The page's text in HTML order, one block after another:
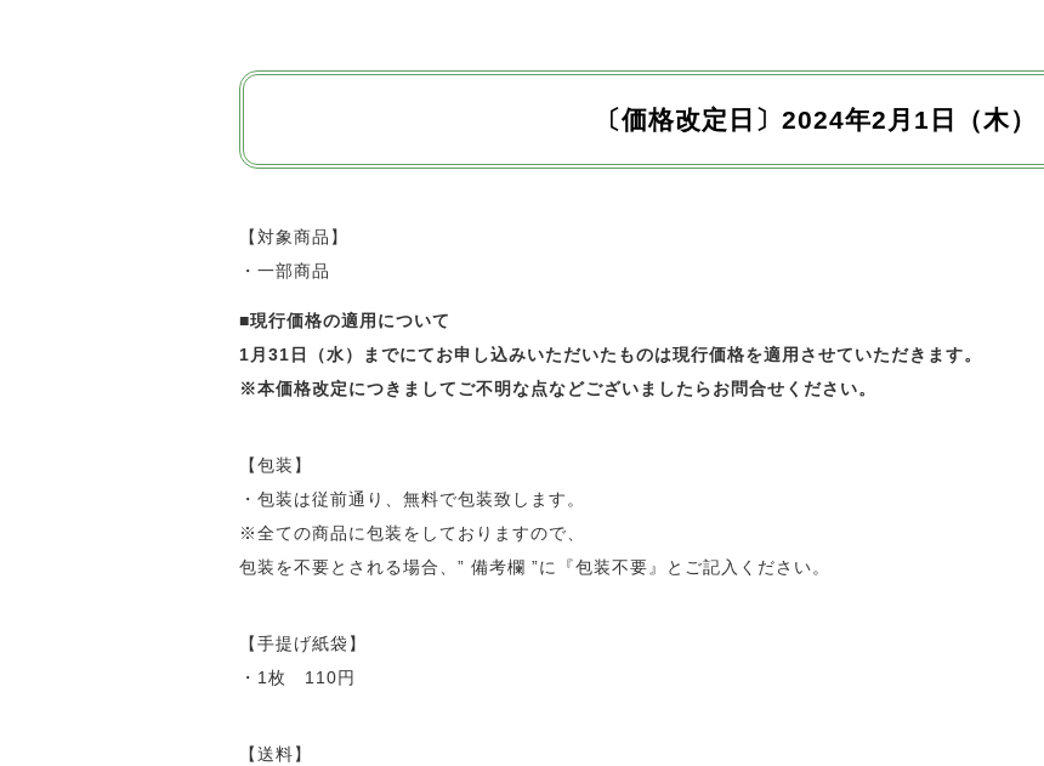
〔価格改定日〕2024年2月1日（木）
【対象商品】
・一部商品
■現行価格の適用について
1月31日（水）までにてお申し込みいただいたものは現行価格を適用させていただきます。
※本価格改定につきましてご不明な点などございましたらお問合せください。
【包装】
・包装は従前通り、無料で包装致します。
※全ての商品に包装をしておりますので、
包装を不要とされる場合、” 備考欄 ”に『包装不要』とご記入ください。
【手提げ紙袋】
・1枚 110円
【送料】